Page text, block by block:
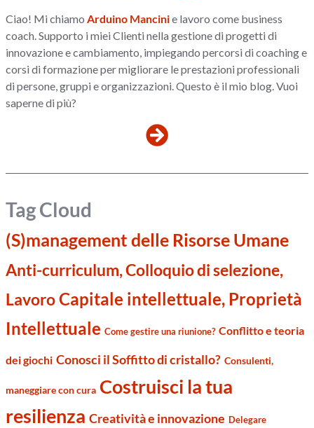
Ciao! Mi chiamo Arduino Mancinie lavoro come business
coach. Supporto i miei Clienti nella gestione di progetti di
innovazione e cambiamento, impiegando percorsi di coaching e
corsi di formazione per migliorare le prestazioni professionali
di persone, gruppi e organizzazioni. Questo è il mio blog. Vuoi
saperne di più?
Tag Cloud
(S)management delle Risorse Umane
Anti-curriculum, Colloquio di selezione,
LavoroCapitale intellettuale, Proprietà
Intellettuale Come gestire una riunione? Conflitto e teoria
dei giochi Conosci il Soffitto di cristallo? Consulenti,
maneggiare con cura Costruisci la tua
resilienza Creatività e innovazione Delegare